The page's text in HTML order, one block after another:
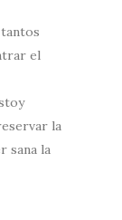
el
la
sana la